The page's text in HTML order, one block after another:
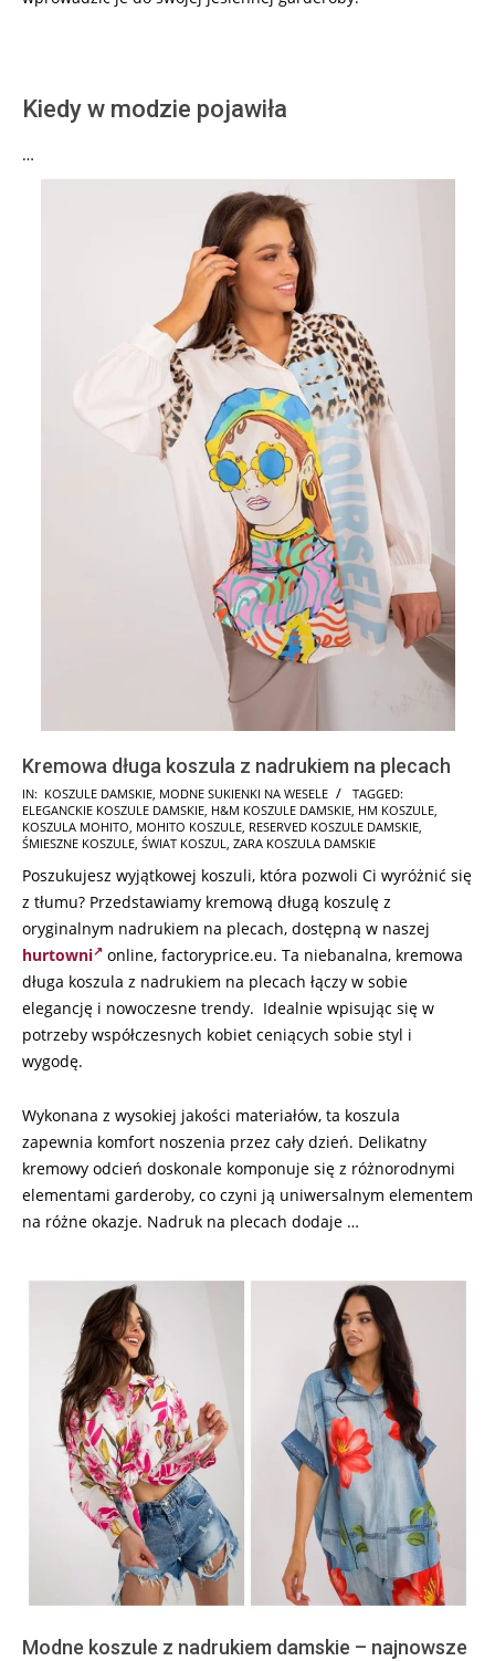
Kiedy w modzie pojawiła
…
Kremowa długa koszula z nadrukiem na plecach
2024-
07-
15
IN: KOSZULE DAMSKIE, MODNE SUKIENKI NA WESELE
TAGGED:
ELEGANCKIE KOSZULE DAMSKIE, H&M KOSZULE DAMSKIE, HM KOSZULE,
KOSZULA MOHITO, MOHITO KOSZULE, RESERVED KOSZULE DAMSKIE,
ŚMIESZNE KOSZULE, ŚWIAT KOSZUL, ZARA KOSZULA DAMSKIE
Poszukujesz wyjątkowej koszuli, która pozwoli Ci wyróżnić się
z tłumu? Przedstawiamy kremową długą koszulę z
oryginalnym nadrukiem na plecach, dostępną w naszej
hurtowni
online, factoryprice.eu. Ta niebanalna, kremowa
długa koszula z nadrukiem na plecach łączy w sobie
elegancję i nowoczesne trendy. Idealnie wpisując się w
potrzeby współczesnych kobiet ceniących sobie styl i
wygodę.
Wykonana z wysokiej jakości materiałów, ta koszula
zapewnia komfort noszenia przez cały dzień. Delikatny
kremowy odcień doskonale komponuje się z różnorodnymi
elementami garderoby, co czyni ją uniwersalnym elementem
na różne okazje. Nadruk na plecach dodaje …
Modne koszule z nadrukiem damskie – najnowsze